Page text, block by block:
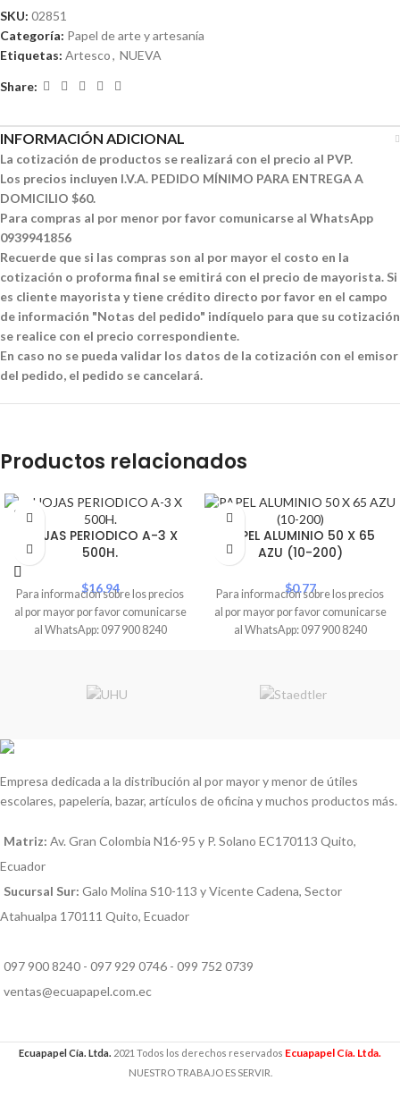
SKU: 02851
Categoría: Papel de arte y artesanía
Etiquetas: Artesco, NUEVA
Share:
INFORMACIÓN ADICIONAL
La cotización de productos se realizará con el precio al PVP.
Los precios incluyen I.V.A. PEDIDO MÍNIMO PARA ENTREGA A
DOMICILIO $60.
Para compras al por menor por favor comunicarse al WhatsApp
0939941856
Recuerde que si las compras son al por mayor el costo en la
cotización o proforma final se emitirá con el precio de mayorista. Si
es cliente mayorista y tiene crédito directo por favor en el campo
de información "Notas del pedido" indíquelo para que su cotización
se realice con el precio correspondiente.
En caso no se pueda validar los datos de la cotización con el emisor
del pedido, el pedido se cancelará.
Productos relacionados
SOLD
OUT
HOJAS PERIODICO A-3 X
500H.
$16.94
Para información sobre los precios
al por mayor por favor comunicarse
al WhatsApp: 097 900 8240
PAPEL ALUMINIO 50 X 65
AZU (10-200)
$0.77
Para información sobre los precios
al por mayor por favor comunicarse
al WhatsApp: 097 900 8240
Empresa dedicada a la distribución al por mayor y menor de útiles
escolares, papelería, bazar, artículos de oficina y muchos productos más.
Matriz: Av. Gran Colombia N16-95 y P. Solano EC170113 Quito,
Ecuador
Sucursal Sur: Galo Molina S10-113 y Vicente Cadena, Sector
Atahualpa 170111 Quito, Ecuador
097 900 8240 - 097 929 0746 - 099 752 0739
ventas@ecuapapel.com.ec
Ecuapapel Cía. Ltda. 2021 Todos los derechos reservados Ecuapapel Cía. Ltda.
NUESTRO TRABAJO ES SERVIR.